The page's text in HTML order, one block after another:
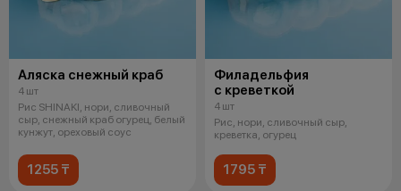
Аляска снежный краб
4 шт
Рис SHINAKI, нори, сливочный
сыр, снежный краб огурец, белый
кунжут, ореховый соус
1255 ₸
Филадельфия
с креветкой
4 шт
Рис, нори, сливочный сыр,
креветка, огурец
1795 ₸